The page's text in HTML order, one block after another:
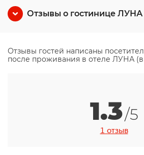
Отзывы о гостинице ЛУНА
Отзывы гостей написаны
после проживания в отеле ЛУНА
1.3/5
1 отзыв